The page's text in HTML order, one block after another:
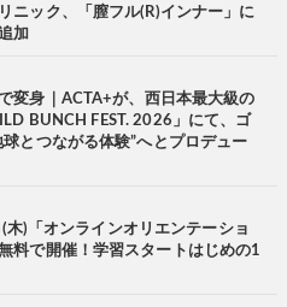
ニック、「膣フル(R)インナー」に
加
変身｜ACTA+が、西日本最大級の
BUNCH FEST. 2026」にて、ゴ
球とつながる体験”へとプロデュー
木)「オンラインオリエンテーショ
料で開催！学習スタートはじめの1